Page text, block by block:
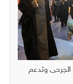
الجرحى وتدعم